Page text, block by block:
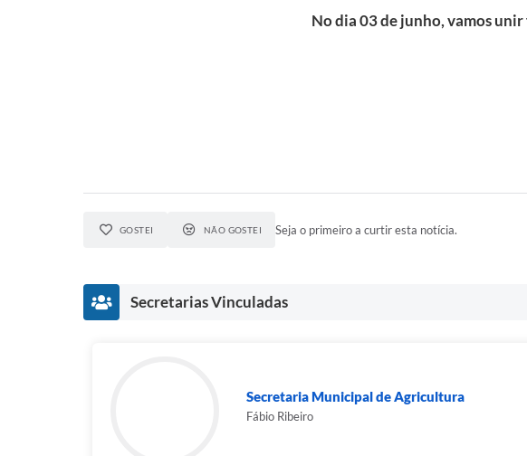
No dia 03 de junho, vamos
GOSTEI NÃO GOSTEI Seja o primeiro a curtir esta notícia.
Secretarias Vinculadas
Secretaria Municipal de Agricultura
Fábio Ribeiro